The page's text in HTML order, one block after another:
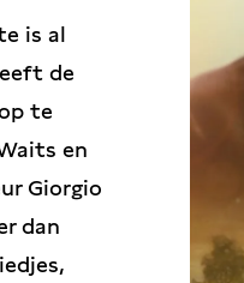
is al
de
te
en
Giorgio
dan